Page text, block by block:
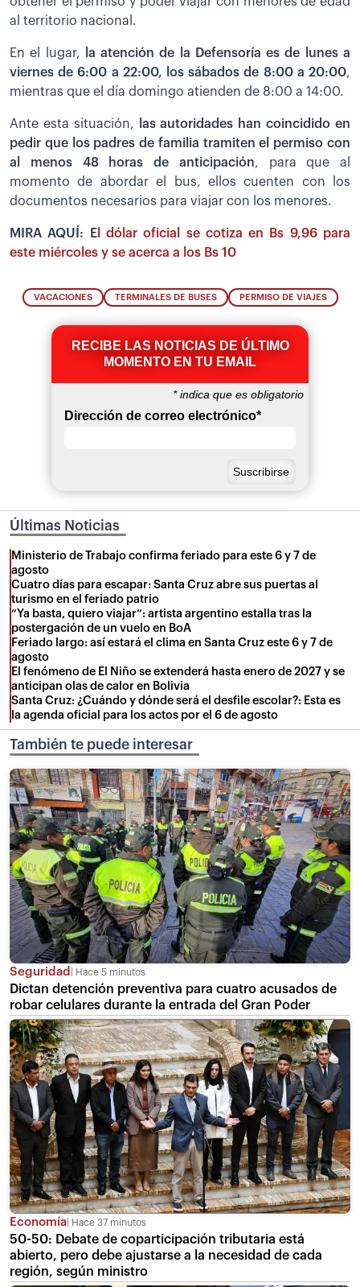
al territorio nacional.
En el lugar, la atención de la Defensoría es de lunes a
viernes de 6:00 a 22:00, los sábados de 8:00 a 20:00,
mientras que el día domingo atienden de 8:00 a 14:00.
Ante esta situación, las autoridades han coincidido en
pedir que los padres de familia tramiten el permiso con
al menos 48 horas de anticipación, para que al
momento de abordar el bus, ellos cuenten con los
documentos necesarios para viajar con los menores.
MIRA AQUÍ: El dólar oficial se cotiza en Bs 9,96 para
este miércoles y se acerca a los Bs 10
VACACIONES TERMINALES DE BUSES PERMISO DE VIAJES
RECIBE LAS NOTICIAS DE ÚLTIMO
MOMENTO EN TU EMAIL
*indica que es obligatorio
Dirección de correo electrónico*
Últimas Noticias
Ministerio de Trabajo confirma feriado para este 6 y 7 de
agosto
Cuatro días para escapar: Santa Cruz abre sus puertas al
turismo en el feriado patrio
“Ya basta, quiero viajar”: artista argentino estalla tras la
postergación de un vuelo en BoA
Feriado largo: así estará el clima en Santa Cruz este 6 y 7 de
agosto
El fenómeno de El Niño se extenderá hasta enero de 2027 y se
anticipan olas de calor en Bolivia
Santa Cruz: ¿Cuándo y dónde será el desfile escolar?: Esta es
la agenda oficial para los actos por el 6 de agosto
También te puede interesar
Seguridad Hace 5 minutos
Dictan detención preventiva para cuatro acusados de
robar celulares durante la entrada del Gran Poder
Economía Hace 37 minutos
50-50: Debate de coparticipación tributaria está
abierto, pero debe ajustarse a la necesidad de cada
región, según ministro